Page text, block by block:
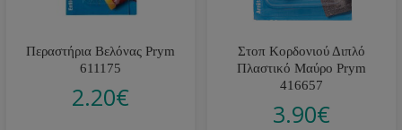
Περαστήρια Βελόνας Prym
611175
2.20€
Στοπ Κορδονιού Διπλό
Πλαστικό Μαύρο Prym
416657
3.90€